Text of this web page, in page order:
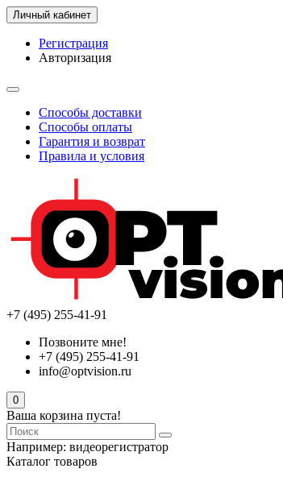
Личный кабинет
Регистрация
Авторизация
Способы доставки
Способы оплаты
Гарантия и возврат
Правила и условия
+7 (495) 255-41-91
Позвоните мне!
+7 (495) 255-41-91
info@optvision.ru
0
Ваша корзина пуста!
Например: видеорегистратор
Каталог товаров